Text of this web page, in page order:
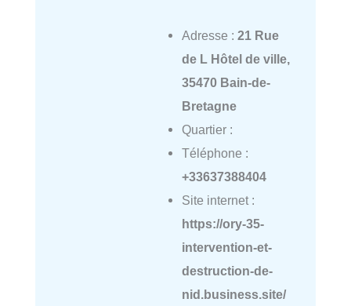
Adresse : 21 Rue
de L Hôtel de ville,
35470 Bain-de-
Bretagne
Quartier :
Téléphone :
+33637388404
Site internet :
https://ory-35-
intervention-et-
destruction-de-
nid.business.site/